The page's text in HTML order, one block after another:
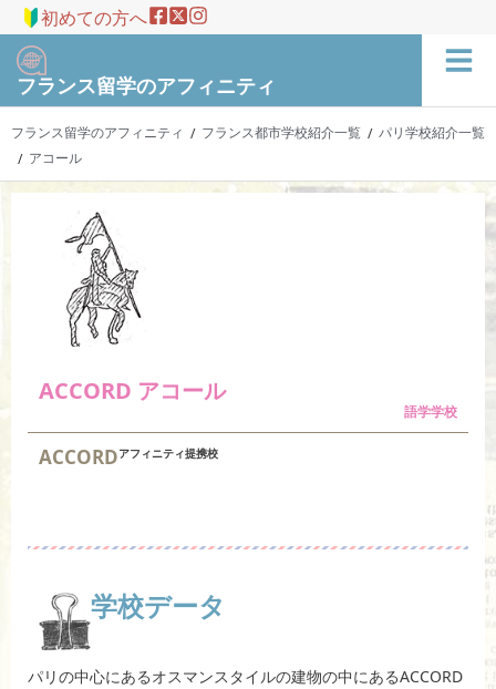
初めての方へ
フランス留学のアフィニティ
フランス留学のアフィニティ / フランス都市学校紹介一覧 / パリ学校紹介一覧
/ アコール
ACCORD アコール
語学学校
ACCORDアフィニティ提携校
学校データ
パリの中心にあるオスマンスタイルの建物の中にあるACCORD